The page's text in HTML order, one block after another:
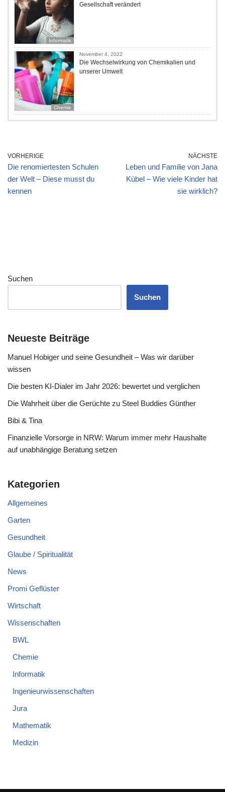
Informatik
Gesellschaft verändert
Chemie
November 4, 2022
Die Wechselwirkung von Chemikalien und
unserer Umwelt
VORHERIGE
Die renomiertesten Schulen
der Welt – Diese musst du
kennen
NÄCHSTE
Leben und Familie von Jana
Kübel – Wie viele Kinder hat
sie wirklich?
Suchen
Suchen
Neueste Beiträge
Manuel Hobiger und seine Gesundheit – Was wir darüber
wissen
Die besten KI-Dialer im Jahr 2026: bewertet und verglichen
Die Wahrheit über die Gerüchte zu Steel Buddies Günther
Bibi & Tina
Finanzielle Vorsorge in NRW: Warum immer mehr Haushalte
auf unabhängige Beratung setzen
Kategorien
Allgemeines
Garten
Gesundheit
Glaube / Spiritualität
News
Promi Geflüster
Wirtschaft
Wissenschaften
BWL
Chemie
Informatik
Ingenieurwissenschaften
Jura
Mathematik
Medizin